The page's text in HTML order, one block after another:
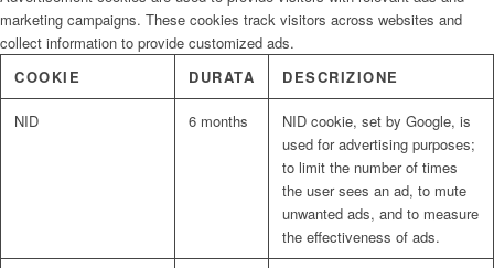
marketing campaigns. These cookies track visitors across websites and
collect information to provide customized ads.
COOKIE
DURATA DESCRIZIONE
NID 6 months
NID cookie, set by Google, is
used for advertising purposes;
to limit the number of times
the user sees an ad, to mute
unwanted ads, and to measure
the effectiveness of ads.